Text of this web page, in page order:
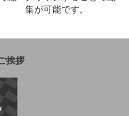
集が可能です。
挨拶